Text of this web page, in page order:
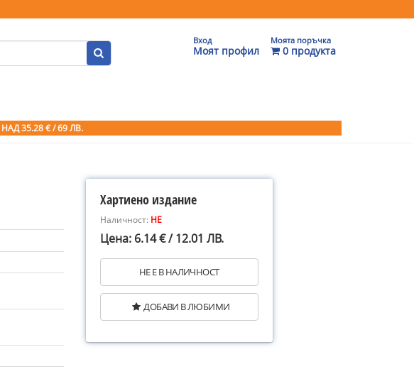
Вход
Моят профил
Моята поръчка
0 продукта
НАД 35.28 € / 69 ЛВ.
Хартиено издание
Наличност: НЕ
Цена: 6.14 € / 12.01 ЛВ.
НЕ Е В НАЛИЧНОСТ
ДОБАВИ В ЛЮБИМИ